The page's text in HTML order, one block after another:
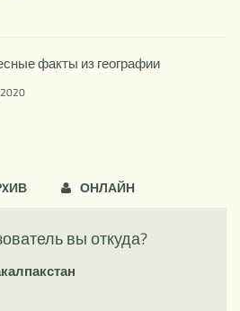
факты из географии
ОНЛАЙН
вы откуда?